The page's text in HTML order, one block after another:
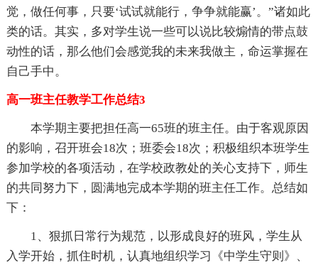
觉，做任何事，只要‘试试就能行，争争就能赢’。”诸如此
类的话。其实，多对学生说一些可以说比较煽情的带点鼓
动性的话，那么他们会感觉我的未来我做主，命运掌握在
自己手中。
高一班主任教学工作总结3
本学期主要把担任高一65班的班主任。由于客观原因
的影响，召开班会18次；班委会18次；积极组织本班学生
参加学校的各项活动，在学校政教处的关心支持下，师生
的共同努力下，圆满地完成本学期的班主任工作。总结如
下：
1、狠抓日常行为规范，以形成良好的班风，学生从
入学开始，抓住时机，认真地组织学习《中学生守则》、